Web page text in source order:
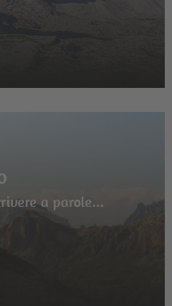
a parole...